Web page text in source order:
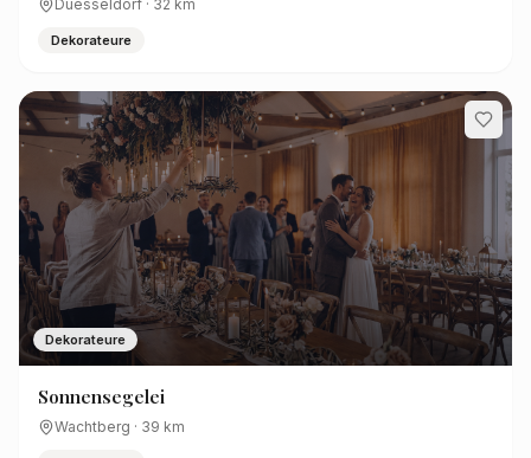
Duesseldorf · 32 km
Dekorateure
Dekorateure
Sonnensegelei
Wachtberg · 39 km